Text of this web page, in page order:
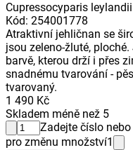
Cupressocyparis
Kód: 254001778
Atraktivní jehličnan se
jsou zeleno-žluté,
barvě, kterou drží i přes
snadnému tvarování -
tvarovaný.
1 490 Kč
Skladem méně než 5
Zadejte číslo
pro změnu množství1